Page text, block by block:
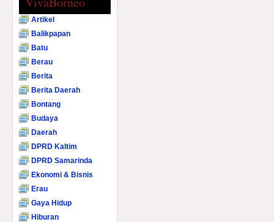
Artikel
Balikpapan
Batu
Berau
Berita
Berita Daerah
Bontang
Budaya
Daerah
DPRD Kaltim
DPRD Samarinda
Ekonomi & Bisnis
Erau
Gaya Hidup
Hiburan